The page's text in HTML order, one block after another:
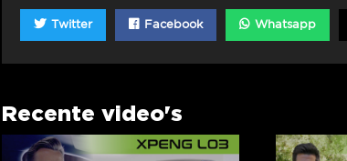
Twitter Facebook Whatsapp
Recente video's